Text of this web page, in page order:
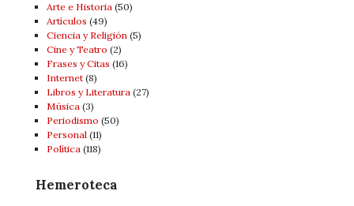
Arte e Historia(50)
Artí­culos (49)
Ciencia y Religión(5)
Cine y Teatro (2)
Frases y Citas (16)
Internet(8)
Libros y Literatura(27)
Música(3)
Periodismo (50)
Personal(11)
Política(118)
Hemeroteca